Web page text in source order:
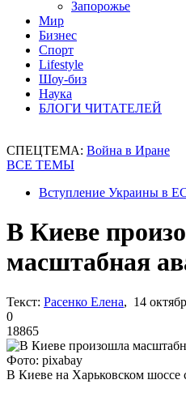
Запорожье
Мир
Бизнес
Спорт
Lifestyle
Шоу-биз
Наука
БЛОГИ ЧИТАТЕЛЕЙ
СПЕЦТЕМА: Война в Иране
ВСЕ ТЕМЫ
Вступление Украины в
В Киеве
масштабная
Текст: Расенко Елена, 14
0
18865
Фото: pixabay
В Киеве на Харьковском шоссе